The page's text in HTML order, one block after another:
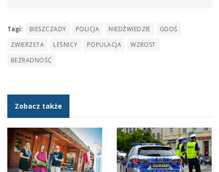
Tagi: BIESZCZADY POLICJA NIEDŹWIEDZIE
GDOŚ
ZWIERZETA
LEŚNICY POPULACJA
WZROST
BEZRADNOŚĆ
Zobacz także